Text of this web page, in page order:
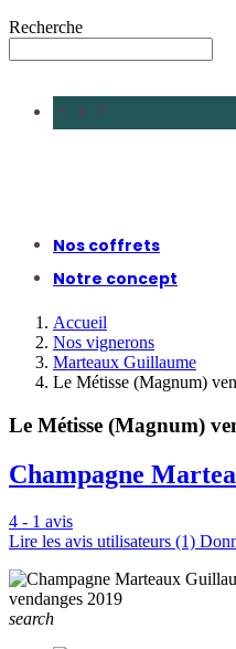
Recherche
X
Nos coffrets
Notre concept
Accueil
Nos vignerons
Marteaux Guillaume
Le Métisse (Magnum)
Le Métisse (Magnum)
Champagne
4 - 1 avis
Lire les avis utilisateurs (1)
search